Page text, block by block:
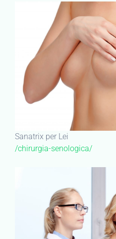
Sanatrix per Lei
/chirurgia-senologica/